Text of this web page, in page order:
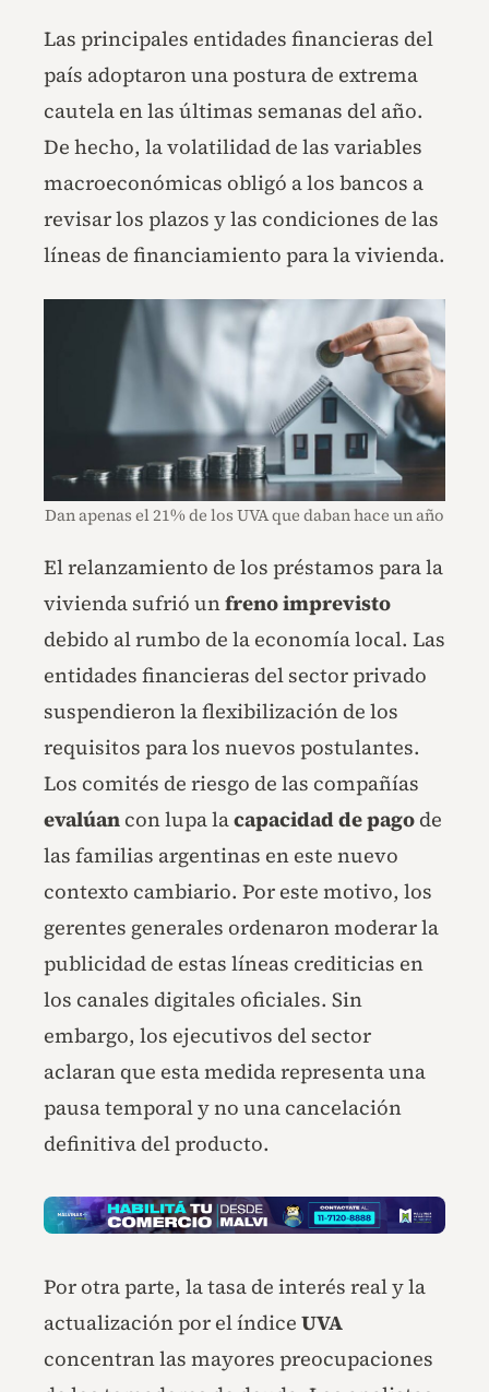
Las principales entidades financieras del
país adoptaron una postura de extrema
cautela en las últimas semanas del año.
De hecho, la volatilidad de las variables
macroeconómicas obligó a los bancos a
revisar los plazos y las condiciones de las
líneas de financiamiento para la vivienda.
Dan apenas el 21% de los UVA que daban hace un año
El relanzamiento de los préstamos para la
vivienda sufrió unfreno imprevisto
debido al rumbo de la economía local. Las
entidades financieras del sector privado
suspendieron la flexibilización de los
requisitos para los nuevos postulantes.
Los comités de riesgo de las compañías
evalúan con lupa lacapacidad de pago de
las familias argentinas en este nuevo
contexto cambiario. Por este motivo, los
gerentes generales ordenaron moderar la
publicidad de estas líneas crediticias en
los canales digitales oficiales. Sin
embargo, los ejecutivos del sector
aclaran que esta medida representa una
pausa temporal y no una cancelación
definitiva del producto.
Por otra parte, la tasa de interés real y la
actualización por el índice UVA
concentran las mayores preocupaciones